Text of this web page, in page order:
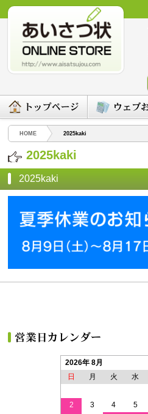
HOME 2025kaki
2025kaki
2025kaki
2026年 8月
日
月 火 水
2
3 4 5